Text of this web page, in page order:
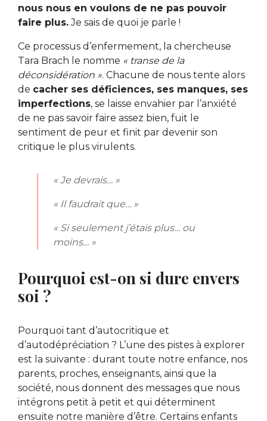
nous nous en voulons de ne pas pouvoir
faire plus.Je sais de quoi je parle !
Ce processus d’enfermement, la chercheuse
Tara Brach le nomme « transe de la
déconsidération ». Chacune de nous tente alors
de cacher ses déficiences, ses manques, ses
imperfections, se laisse envahier par l’anxiété
de ne pas savoir faire assez bien, fuit le
sentiment de peur et finit par devenir son
critique le plus virulents.
« Je devrais… »
« Il faudrait que… »
« Si seulement j’étais plus… ou
moins… »
Pourquoi est-on si dure envers
soi ?
Pourquoi tant d’autocritique et
d’autodépréciation ? L’une des pistes à explorer
est la suivante : durant toute notre enfance, nos
parents, proches, enseignants, ainsi que la
société, nous donnent des messages que nous
intégrons petit à petit et qui déterminent
ensuite notre manière d’être. Certains enfants